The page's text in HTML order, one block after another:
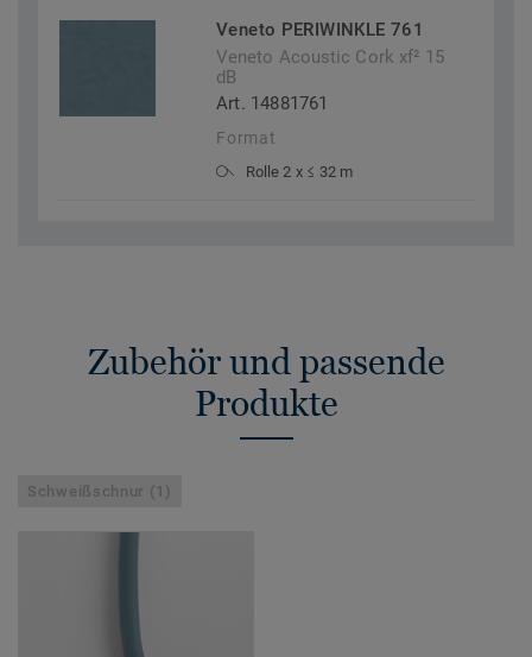
Veneto PERIWINKLE 761
Veneto Acoustic Cork xf² 15
dB
Art. 14881761
Format
Rolle 2 x ≤ 32 m
Zubehör und passende
Produkte
Schweißschnur (1)